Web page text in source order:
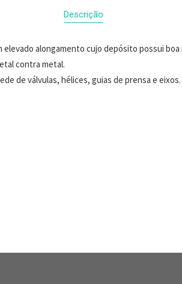
Descrição
alongamento cujo depósito possui
contra metal.
de válvulas, hélices, guias de prensa e eixos.